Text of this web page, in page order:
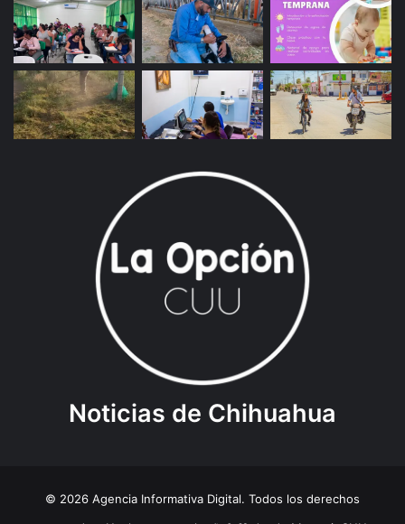
Noticias de Chihuahua
© 2026 Agencia Informativa Digital. Todos los derechos